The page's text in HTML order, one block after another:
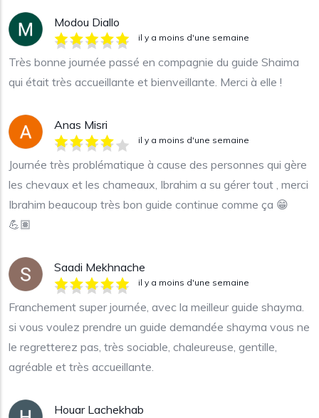
Modou Diallo
il y a moins d'une semaine
Très bonne journée passé en compagnie du guide Shaima
qui était très accueillante et bienveillante. Merci à elle !
Anas Misri
il y a moins d'une semaine
Journée très problématique à cause des personnes qui gère
les chevaux et les chameaux, Ibrahim a su gérer tout , merci
Ibrahim beaucoup très bon guide continue comme ça 😁
💪🏽
Saadi Mekhnache
il y a moins d'une semaine
Franchement super journée, avec la meilleur guide shayma.
si vous voulez prendre un guide demandée shayma vous ne
le regretterez pas, très sociable, chaleureuse, gentille,
agréable et très accueillante.
Houar Lachekhab